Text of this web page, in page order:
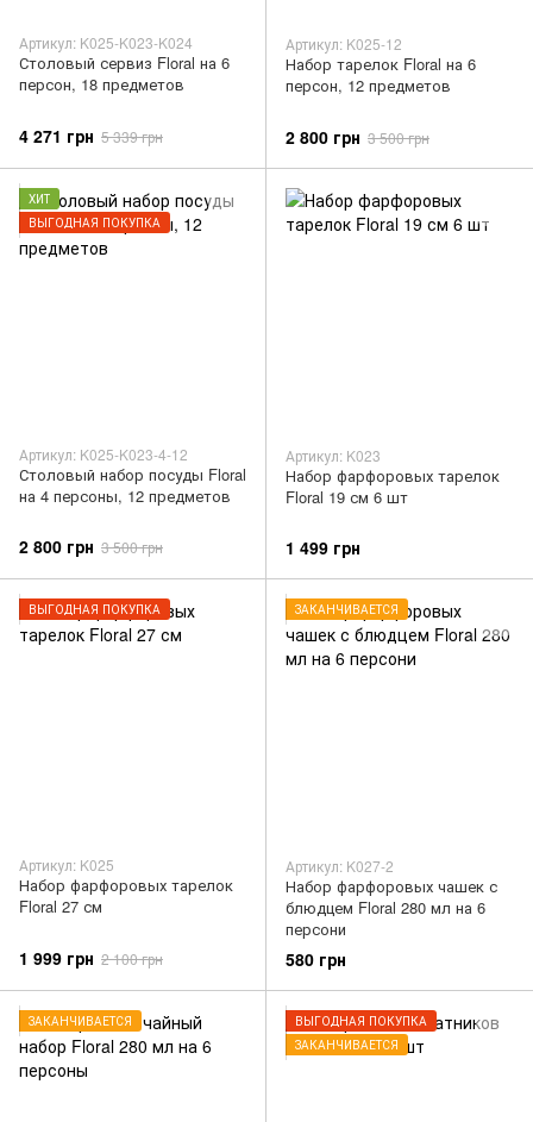
Артикул: K025-K023-K024
Столовый сервиз Floral на 6
персон, 18 предметов
4 271 грн 5 339 грн
Артикул: K025-12
Набор тарелок Floral на 6
персон, 12 предметов
2 800 грн 3 500 грн
ХИТ
ВЫГОДНАЯ ПОКУПКА
Артикул: K025-K023-4-12
Столовый набор посуды Floral
на 4 персоны, 12 предметов
2 800 грн 3 500 грн
Артикул: K023
Набор фарфоровых тарелок
Floral 19 см 6 шт
1 499 грн
ВЫГОДНАЯ ПОКУПКА
Артикул: K025
Набор фарфоровых тарелок
Floral 27 см
1 999 грн 2 100 грн
ЗАКАНЧИВАЕТСЯ
Артикул: K027-2
Набор фарфоровых чашек с
блюдцем Floral 280 мл на 6
персони
580 грн
ЗАКАНЧИВАЕТСЯ
ВЫГОДНАЯ ПОКУПКА
ЗАКАНЧИВАЕТСЯ